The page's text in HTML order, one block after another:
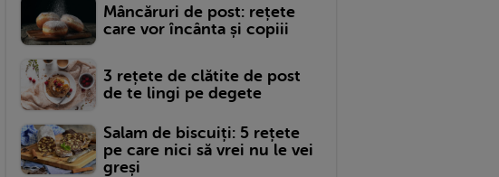
Mâncăruri de post: rețete
care vor încânta și copiii
3 rețete de clătite de post
de te lingi pe degete
Salam de biscuiți: 5 rețete
pe care nici să vrei nu le vei
greși